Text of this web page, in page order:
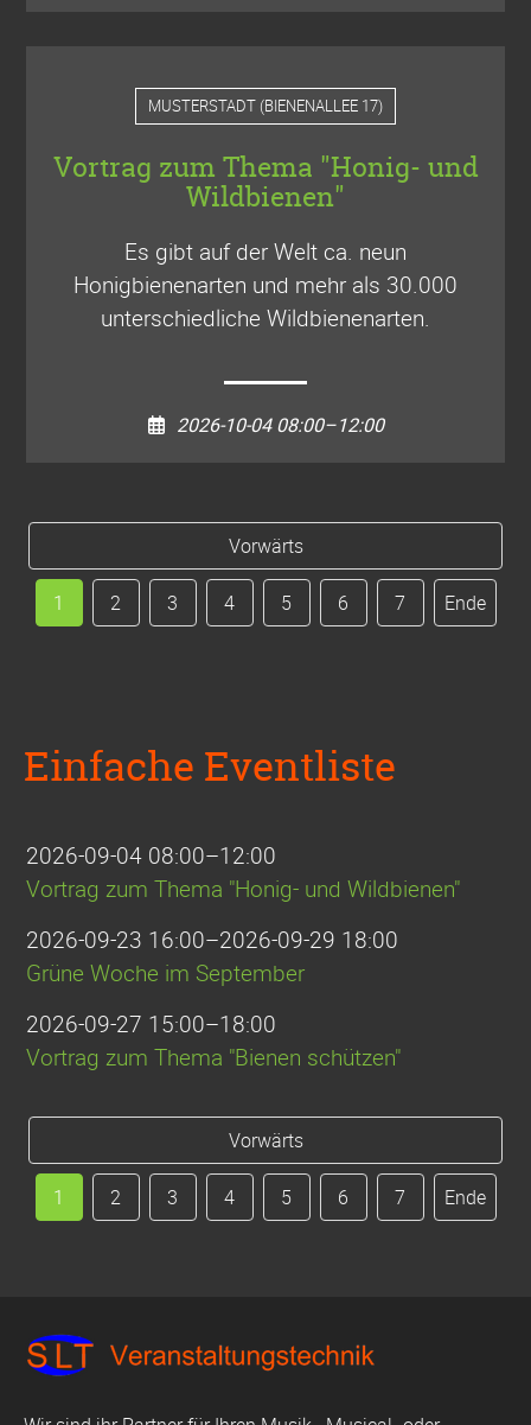
MUSTERSTADT (BIENENALLEE 17)
Vortrag zum Thema "Honig- und
Wildbienen"
Es gibt auf der Welt ca. neun
Honigbienenarten und mehr als 30.000
unterschiedliche Wildbienenarten.
2026-10-04 08:00–12:00
Vorwärts
1 2 3 4 5 6 7 Ende
Einfache Eventliste
2026-09-04 08:00–12:00
Vortrag zum Thema "Honig- und Wildbienen"
2026-09-23 16:00–2026-09-29 18:00
Grüne Woche im September
2026-09-27 15:00–18:00
Vortrag zum Thema "Bienen schützen"
Vorwärts
1 2 3 4 5 6 7 Ende